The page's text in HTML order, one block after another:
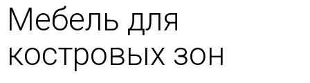
Мебель для
костровых зон